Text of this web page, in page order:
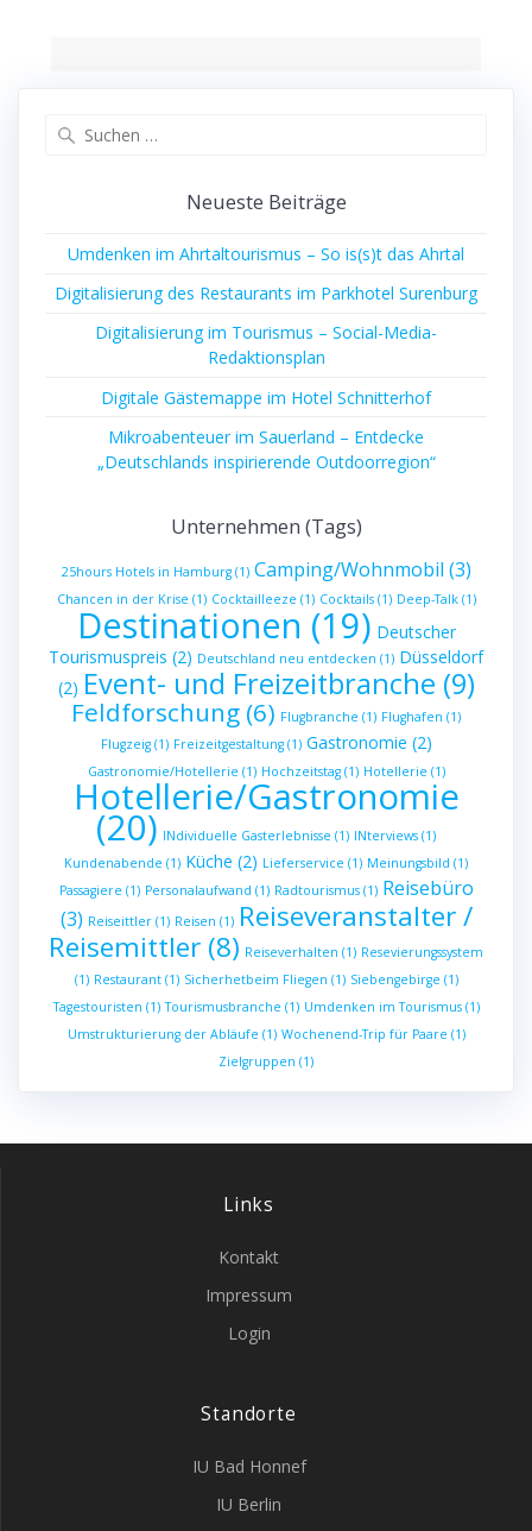
Neueste Beiträge
Umdenken im Ahrtaltourismus – So is(s)t das Ahrtal
Digitalisierung des Restaurants im Parkhotel Surenburg
Digitalisierung im Tourismus – Social-Media-
Redaktionsplan
Digitale Gästemappe im Hotel Schnitterhof
Mikroabenteuer im Sauerland – Entdecke
„Deutschlands inspirierende Outdoorregion“
Unternehmen (Tags)
25hours Hotels in Hamburg(1) Camping/Wohnmobil(3)
Chancen in der Krise (1) Cocktailleeze (1) Cocktails(1) Deep-Talk(1)
Destinationen (19) Deutscher
Tourismuspreis (2) Deutschland neu entdecken (1) Düsseldorf
(2) Event- und Freizeitbranche (9)
Feldforschung (6) Flugbranche (1) Flughafen (1)
Flugzeig(1) Freizeitgestaltung(1) Gastronomie (2)
Gastronomie/Hotellerie (1) Hochzeitstag(1) Hotellerie (1)
Hotellerie/Gastronomie
(20) INdividuelle Gasterlebnisse (1) INterviews (1)
Kundenabende (1) Küche (2) Lieferservice (1) Meinungsbild (1)
Passagiere (1) Personalaufwand (1) Radtourismus(1) Reisebüro
(3) Reiseittler(1) Reisen (1) Reiseveranstalter /
Reisemittler (8) Reiseverhalten (1) Resevierungssystem
(1) Restaurant(1) Sicherhetbeim Fliegen (1) Siebengebirge (1)
Tagestouristen (1) Tourismusbranche (1) Umdenken im Tourismus(1)
Umstrukturierung der Abläufe (1) Wochenend-Trip für Paare (1)
Zielgruppen (1)
Links
Kontakt
Impressum
Login
Standorte
IU Bad Honnef
IU Berlin